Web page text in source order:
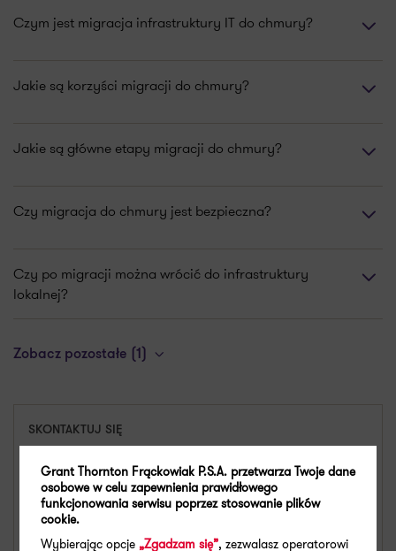
Czym jest migracja infrastruktury IT do chmury?
Jakie są korzyści migracji do chmury?
Jakie są główne etapy migracji do chmury?
Czy migracja do chmury jest bezpieczna?
Czy po migracji można wrócić do infrastruktury
lokalnej?
Zobacz pozostałe (1)
SKONTAKTUJ SIĘ
Adam Woźniak
Partner
Grant Thornton Frąckowiak P.S.A. przetwarza Twoje dane
osobowe w celu zapewnienia prawidłowego
funkcjonowania serwisu poprzez stosowanie plików
cookie.
Wybierając opcje„Zgadzam się”, zezwalasz operatorowi